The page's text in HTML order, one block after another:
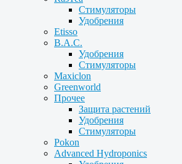
Стимуляторы
Удобрения
Etisso
B.A.C.
Удобрения
Стимуляторы
Maxiclon
Greenworld
Прочее
Защита растений
Удобрения
Стимуляторы
Pokon
Advanced Hydroponics